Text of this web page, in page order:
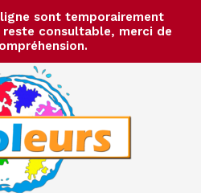
sont temporairement
consultable, merci de